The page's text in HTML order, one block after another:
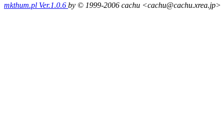
mkthum.pl Ver.1.0.6 by © 1999-2006 cachu <cachu@cachu.xrea.jp>